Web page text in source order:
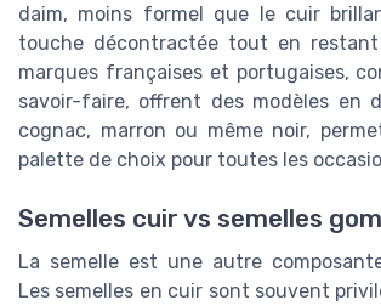
daim, moins formel que le cuir
touche décontractée tout en
marques françaises et portugaises,
savoir-faire, offrent des modèles en
cognac, marron ou même noir,
palette de choix pour toutes les
Semelles cuir vs semelles
La semelle est une autre
Les semelles en cuir sont souvent